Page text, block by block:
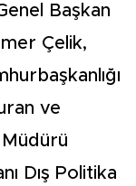
Başkan
Çelik,
ve
Müdürü
Dış Politika